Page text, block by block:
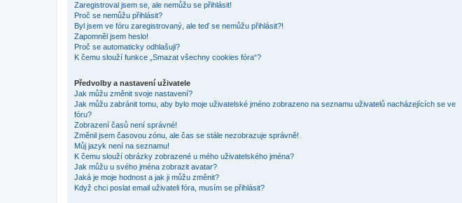
Zaregistroval jsem se, ale nemůžu se přihlásit!
Proč se nemůžu přihlásit?
Byl jsem ve fóru zaregistrovaný, ale teď se nemůžu přihlásit?!
Zapomněl jsem heslo!
Proč se automaticky odhlašuji?
K čemu slouží funkce „Smazat všechny cookies fóra“?
Předvolby a nastavení uživatele
Jak můžu změnit svoje nastavení?
Jak můžu zabránit tomu, aby bylo moje uživatelské jméno zobrazeno na seznamu uživatelů nacházejících se ve
fóru?
Zobrazení časů není správné!
Změnil jsem časovou zónu, ale čas se stále nezobrazuje správně!
Můj jazyk není na seznamu!
K čemu slouží obrázky zobrazené u mého uživatelského jména?
Jak můžu u svého jména zobrazit avatar?
Jaká je moje hodnost a jak ji můžu změnit?
Když chci poslat email uživateli fóra, musím se přihlásit?